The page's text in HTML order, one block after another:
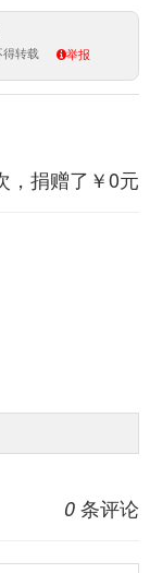
转载 举报
，捐赠了￥0元
0 条评论